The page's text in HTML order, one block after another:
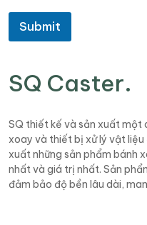
Submit
SQ Caster.
SQ thiết kế và sản xuất một
xoay và thiết bị xử lý vật
xuất những sản phẩm bánh
nhất và giá trị nhất. Sản
đảm bảo độ bền lâu dài,